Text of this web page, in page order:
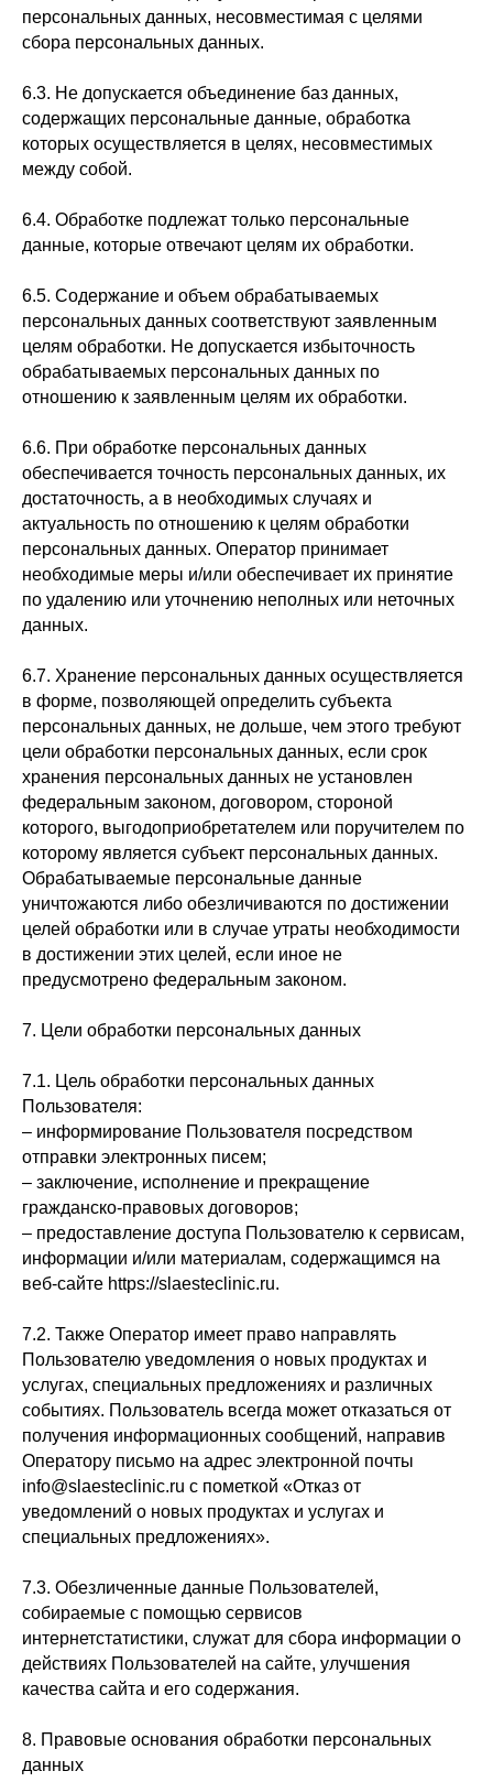
персональных данных, несовместимая с целями
сбора персональных данных.
6.3. Не допускается объединение баз данных,
содержащих персональные данные, обработка
которых осуществляется в целях, несовместимых
между собой.
6.4. Обработке подлежат только персональные
данные, которые отвечают целям их обработки.
6.5. Содержание и объем обрабатываемых
персональных данных соответствуют заявленным
целям обработки. Не допускается избыточность
обрабатываемых персональных данных по
отношению к заявленным целям их обработки.
6.6. При обработке персональных данных
обеспечивается точность персональных данных, их
достаточность, а в необходимых случаях и
актуальность по отношению к целям обработки
персональных данных. Оператор принимает
необходимые меры и/или обеспечивает их принятие
по удалению или уточнению неполных или неточных
данных.
6.7. Хранение персональных данных осуществляется
в форме, позволяющей определить субъекта
персональных данных, не дольше, чем этого требуют
цели обработки персональных данных, если срок
хранения персональных данных не установлен
федеральным законом, договором, стороной
которого, выгодоприобретателем или поручителем по
которому является субъект персональных данных.
Обрабатываемые персональные данные
уничтожаются либо обезличиваются по достижении
целей обработки или в случае утраты необходимости
в достижении этих целей, если иное не
предусмотрено федеральным законом.
7. Цели обработки персональных данных
7.1. Цель обработки персональных данных
Пользователя:
– информирование Пользователя посредством
отправки электронных писем;
– заключение, исполнение и прекращение
гражданско-правовых договоров;
– предоставление доступа Пользователю к сервисам,
информации и/или материалам, содержащимся на
веб-сайте https://slaesteclinic.ru.
7.2. Также Оператор имеет право направлять
Пользователю уведомления о новых продуктах и
услугах, специальных предложениях и различных
событиях. Пользователь всегда может отказаться от
получения информационных сообщений, направив
Оператору письмо на адрес электронной почты
info@slaesteclinic.ru с пометкой «Отказ от
уведомлений о новых продуктах и услугах и
специальных предложениях».
7.3. Обезличенные данные Пользователей,
собираемые с помощью сервисов
интернетстатистики, служат для сбора информации о
действиях Пользователей на сайте, улучшения
качества сайта и его содержания.
8. Правовые основания обработки персональных
данных